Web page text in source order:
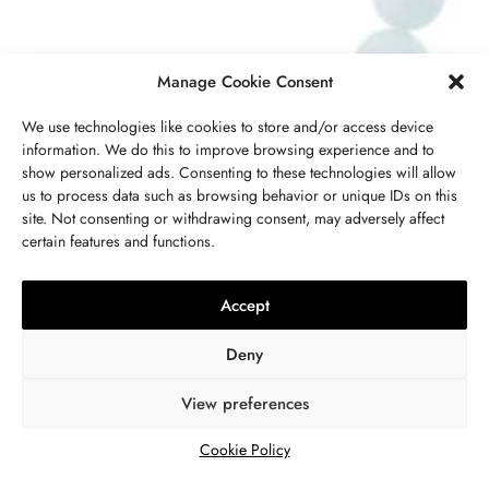
Manage Cookie Consent
We use technologies like cookies to store and/or access device
information. We do this to improve browsing experience and to
show personalized ads. Consenting to these technologies will allow
us to process data such as browsing behavior or unique IDs on this
site. Not consenting or withdrawing consent, may adversely affect
certain features and functions.
Accept
Deny
View preferences
Cookie Policy